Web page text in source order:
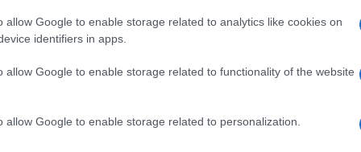
allow Google to enable storage related to analytics like cookies on
identifiers in apps.
allow Google to enable storage related to functionality of the website
allow Google to enable storage related to personalization.
δυναμικά λήφθηκε μετά από
κόμματος.